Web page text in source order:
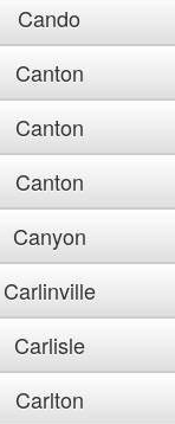
Cando
Canton
Canton
Canton
Canyon
Carlinville
Carlisle
Carlton